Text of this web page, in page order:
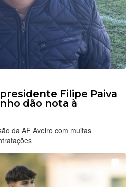
Filipe Paiva
dão nota à
da AF Aveiro com muitas